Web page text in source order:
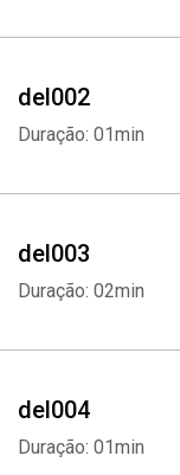
del002
Duração: 01min
del003
Duração: 02min
del004
Duração: 01min